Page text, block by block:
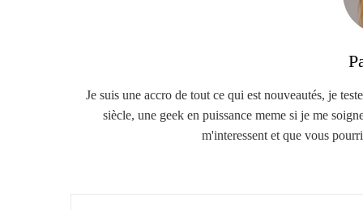
Je suis une accro de tout ce qui est nouveautés, je
siècle, une geek en puissance meme si je me
m'interessent et que vous